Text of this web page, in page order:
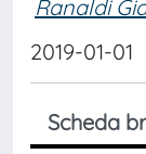
Ranaldi
2019-01-01
Scheda